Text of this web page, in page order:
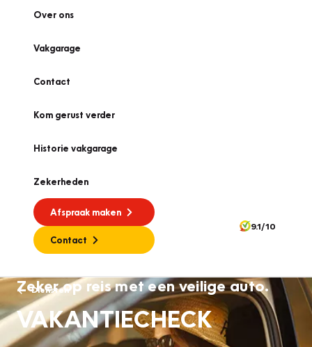
Over ons
Vakgarage
Contact
Kom gerust verder
Historie vakgarage
Zekerheden
Afspraak maken
Contact
9.1/10
Diensten
Zeker op reis met een veilige auto.
VAKANTIECHECK